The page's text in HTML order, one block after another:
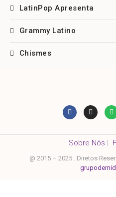
LatinPop Apresenta
Grammy Latino
Chismes
Sobre Nós |
@ 2015 – 2025 . Diretos